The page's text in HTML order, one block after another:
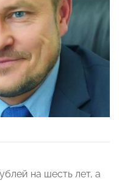
на шесть лет, а